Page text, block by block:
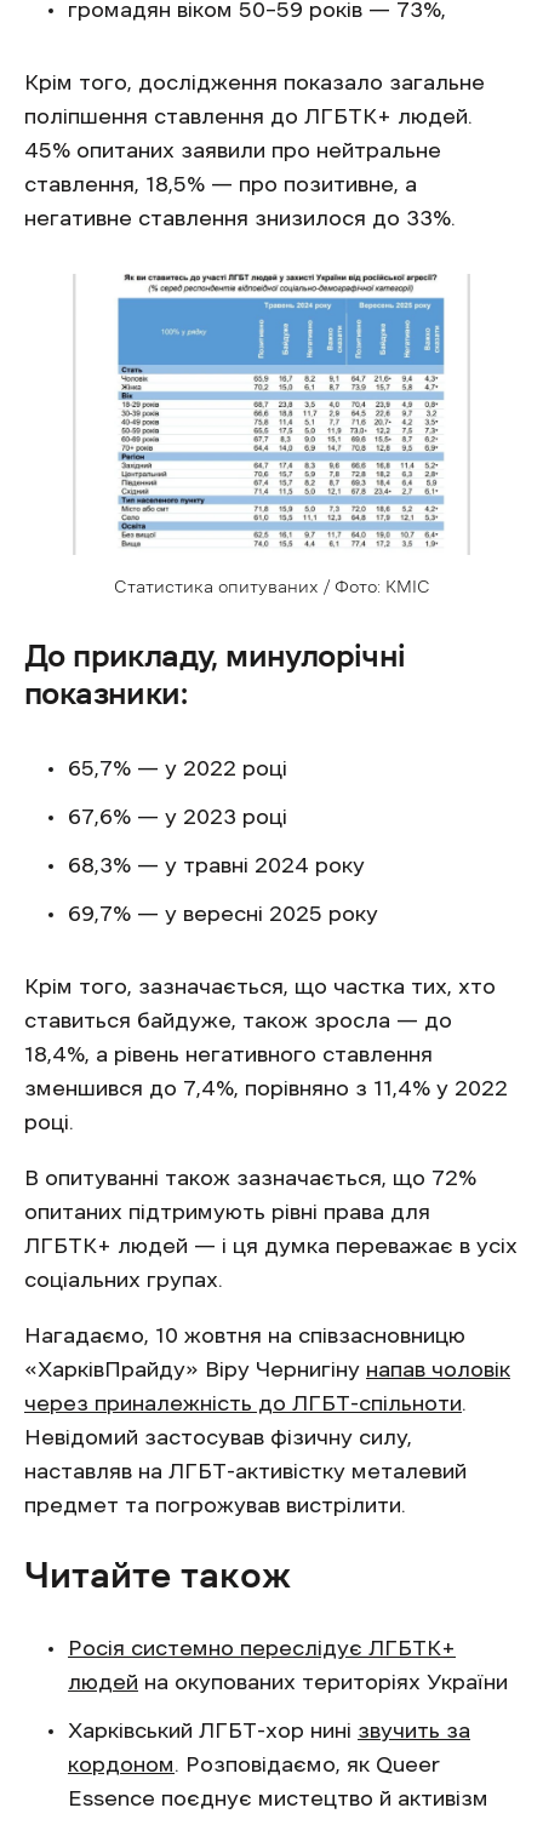
громадян віком 50–59 років — 73%,
Крім того, дослідження показало загальне
поліпшення ставлення до ЛГБТК+ людей.
45% опитаних заявили про нейтральне
ставлення, 18,5% — про позитивне, а
негативне ставлення знизилося до 33%.
Статистика опитуваних / Фото: КМІС
До прикладу, минулорічні
показники:
65,7% — у 2022 році
67,6% — у 2023 році
68,3% — у травні 2024 року
69,7% — у вересні 2025 року
Крім того, зазначається, що частка тих, хто
ставиться байдуже, також зросла — до
18,4%, а рівень негативного ставлення
зменшився до 7,4%, порівняно з 11,4% у 2022
році.
В опитуванні також зазначається, що 72%
опитаних підтримують рівні права для
ЛГБТК+ людей — і ця думка переважає в усіх
соціальних групах.
Нагадаємо, 10 жовтня на співзасновницю
«ХарківПрайду» Віру Чернигіну напав чоловік
через приналежність до ЛГБТ-спільноти.
Невідомий застосував фізичну силу,
наставляв на ЛГБТ-активістку металевий
предмет та погрожував вистрілити.
Читайте також
Росія системно переслідує ЛГБТК+
людей на окупованих територіях України
Харківський ЛГБТ-хор нині звучить за
кордоном. Розповідаємо, як Queer
Essence поєднує мистецтво й активізм